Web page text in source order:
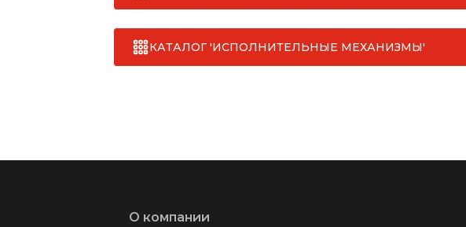
КАТАЛОГ 'ИСПОЛНИТЕЛЬНЫЕ МЕХАНИЗМЫ'
О компании